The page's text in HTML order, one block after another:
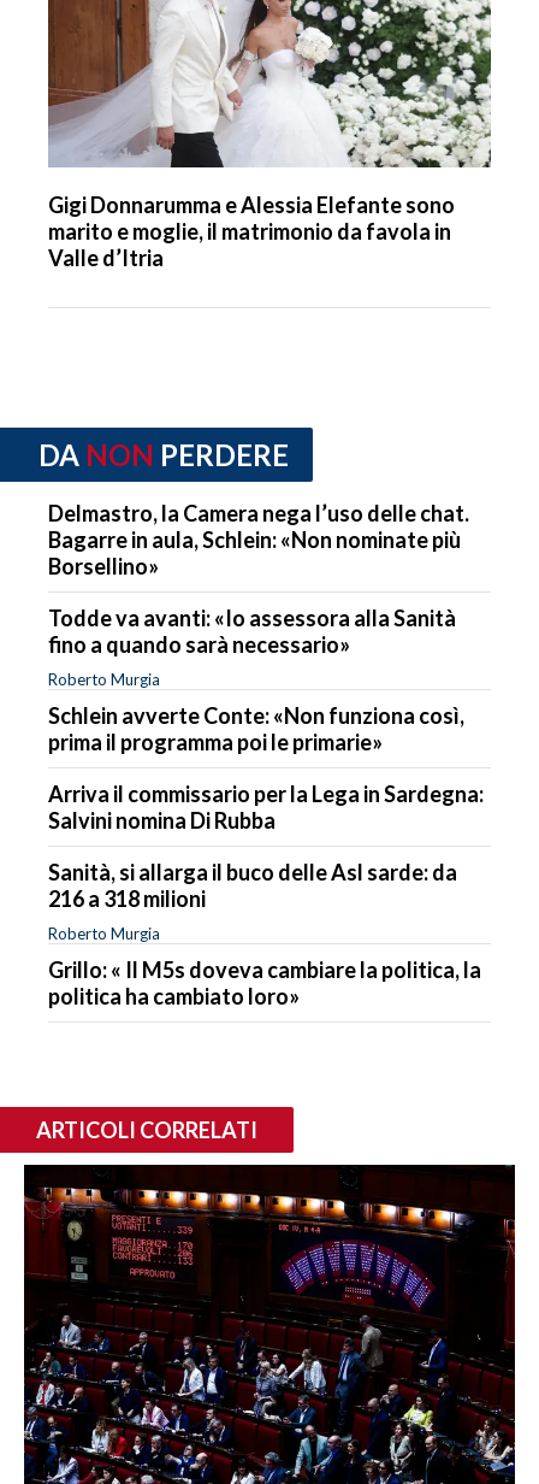
Gigi Donnarumma e Alessia Elefante sono
marito e moglie, il matrimonio da favola in
Valle d’Itria
DA NON PERDERE
Delmastro, la Camera nega l’uso delle chat.
Bagarre in aula, Schlein: «Non nominate più
Borsellino»
Todde va avanti: «Io assessora alla Sanità
fino a quando sarà necessario»
Roberto Murgia
Schlein avverte Conte: «Non funziona così,
prima il programma poi le primarie»
Arriva il commissario per la Lega in Sardegna:
Salvini nomina Di Rubba
Sanità, si allarga il buco delle Asl sarde: da
216 a 318 milioni
Roberto Murgia
Grillo: « Il M5s doveva cambiare la politica, la
politica ha cambiato loro»
ARTICOLI CORRELATI